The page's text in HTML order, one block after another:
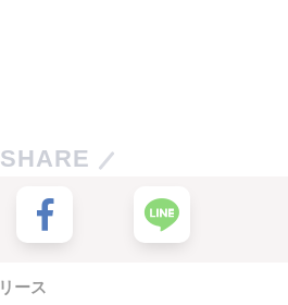
SHARE
ース